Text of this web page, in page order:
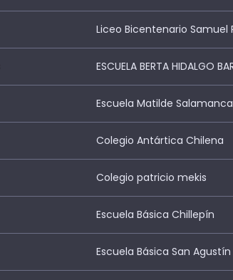
Liceo Bicentenario Samuel
ESCUELA BERTA HIDALGO
Escuela Matilde Salamanca
Colegio Antártica Chilena
Colegio patricio mekis
Escuela Básica Chillepín
Escuela Básica San Agustín